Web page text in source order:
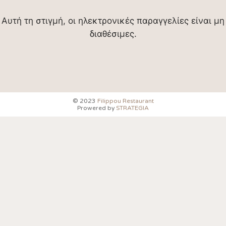
Αυτή τη στιγμή, οι ηλεκτρονικές παραγγελίες είναι μη
διαθέσιμες.
© 2023 Filippou Restaurant
Prowered by STRATEGIA